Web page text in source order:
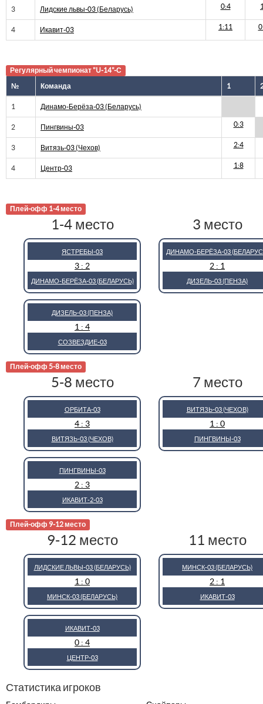
3 Лидские львы-03 (Беларусь) 0:4
4 Икавит-03 1:11
Регулярный чемпионат "U-14"-С
№ Команда 1
1 Динамо-Берёза-03 (Беларусь)
2 Пингвины-03 0:3
3 Витязь-03 (Чехов) 2:4
4 Центр-03 1:8
Плей-офф 1-4 место
1-4 место
ЯСТРЕБЫ-03
3 : 2
ДИНАМО-БЕРЁЗА-03 (БЕЛАРУСЬ)
ДИЗЕЛЬ-03 (ПЕНЗА)
1 : 4
СОЗВЕЗДИЕ-03
3 место
ДИНАМО-БЕРЁЗА-03
2 : 1
ДИЗЕЛЬ-03 (ПЕНЗА)
Плей-офф 5-8 место
5-8 место
ОРБИТА-03
4 : 3
ВИТЯЗЬ-03 (ЧЕХОВ)
ПИНГВИНЫ-03
2 : 3
ИКАВИТ-2-03
7 место
ВИТЯЗЬ-03 (ЧЕХОВ)
1 : 0
ПИНГВИНЫ-03
Плей-офф 9-12 место
9-12 место
ЛИДСКИЕ ЛЬВЫ-03 (БЕЛАРУСЬ)
1 : 0
МИНСК-03 (БЕЛАРУСЬ)
ИКАВИТ-03
0 : 4
ЦЕНТР-03
11 место
МИНСК-03 (БЕЛАРУСЬ)
2 : 1
ИКАВИТ-03
Статистика игроков